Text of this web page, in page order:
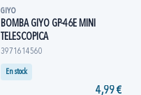
GIYO
BOMBA GIYO GP-46E MINI
TELESCOPICA
3971614560
En stock
4,99 €